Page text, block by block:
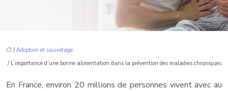
/Adoption et sauvetage
/ L’importance d’une bonne alimentation dans la prévention des maladies chroniques
En France, environ 20 millions de personnes vivent avec au